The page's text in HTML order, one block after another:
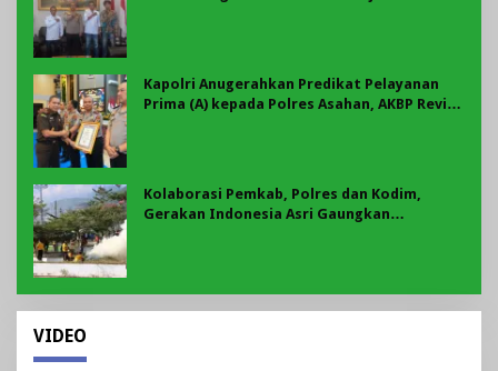
Kapolri Anugerahkan Predikat Pelayanan
Prima (A) kepada Polres Asahan, AKBP Revi
Kolaborasi Pemkab, Polres dan Kodim,
Gerakan Indonesia Asri Gaungkan
VIDEO